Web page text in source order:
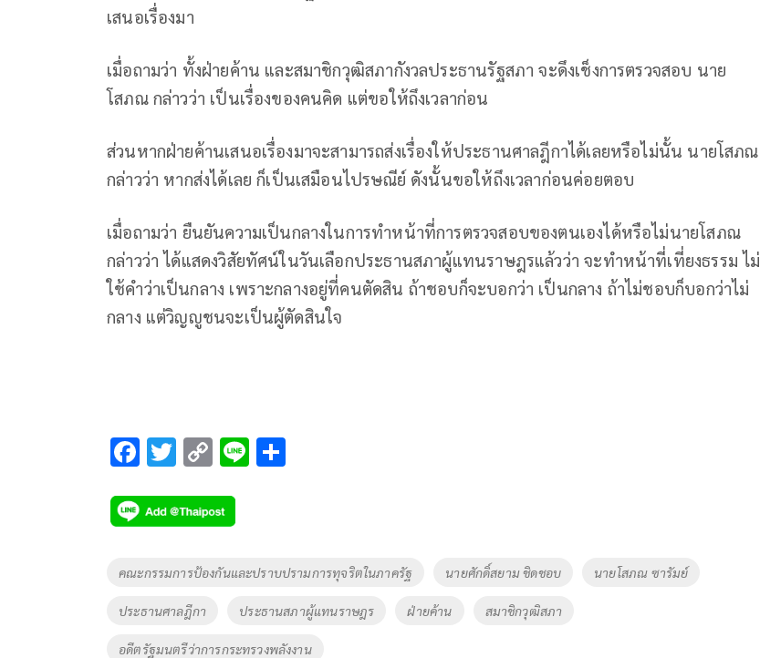
เสนอเรื่องมา
เมื่อถามว่า ทั้งฝ่ายค้าน และสมาชิกวุฒิสภากังวลประธานรัฐสภา จะดึงเช็งการตรวจสอบ นาย
โสภณ กล่าวว่า เป็นเรื่องของคนคิด แต่ขอให้ถึงเวลาก่อน
ส่วนหากฝ่ายค้านเสนอเรื่องมาจะสามารถส่งเรื่องให้ประธานศาลฎีกาได้เลยหรือไม่นั้น นายโสภณ
กล่าวว่า หากส่งได้เลย ก็เป็นเสมือนไปรษณีย์ ดังนั้นขอให้ถึงเวลาก่อนค่อยตอบ
เมื่อถามว่า ยืนยันความเป็นกลางในการทำหน้าที่การตรวจสอบของตนเองได้หรือไม่นายโสภณ
กล่าวว่า ได้แสดงวิสัยทัศน์ในวันเลือกประธานสภาผู้แทนราษฎรแล้วว่า จะทำหน้าที่เที่ยงธรรม ไม่
ใช้คำว่าเป็นกลาง เพราะกลางอยู่ที่คนตัดสิน ถ้าชอบก็จะบอกว่า เป็นกลาง ถ้าไม่ชอบก็บอกว่าไม่
กลาง แต่วิญญูชนจะเป็นผู้ตัดสินใจ
F
e
b
o
k
T
tt
er
C
p
y
Li
Li
Tags
คณะกรรมการป้องกันและปราบปรามการทุจริตในภาครัฐ นายศักดิ์สยาม ชิดชอบ นายโสภณ ซารัมย์
ประธานศาลฎีกา ประธานสภาผู้แทนราษฎร ฝ่ายค้าน สมาชิกวุฒิสภา
อดีตรัฐมนตรีว่าการกระทรวงพลังงาน